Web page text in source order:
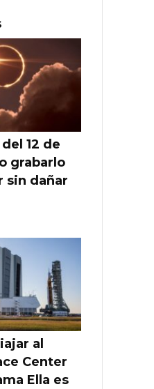
12 de
grabarlo
sin dañar
al
Center
Ella es